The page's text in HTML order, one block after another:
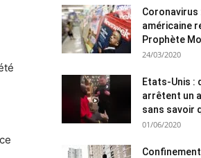
Coronavirus
américaine
24/03/2020
Etats-Unis :
arrêtent un
sans savoir
01/06/2020